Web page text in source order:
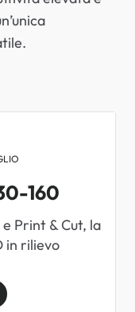
160
Print & Cut, la
in rilievo